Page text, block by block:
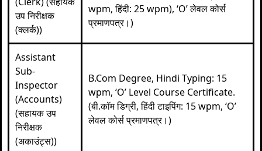
उप निरीक्षक
(क्लर्क))
wpm, हिंदी: 25 wpm), ‘O’ लेवल कोर्स
प्रमाणपत्र।)
Assistant
Sub-
Inspector
(Accounts)
(सहायक उप
निरीक्षक
(अकाउंट्स))
B.Com Degree, Hindi Typing: 15
wpm, ‘O’ Level Course Certificate.
(बी.कॉम डिग्री, हिंदी टाइपिंग: 15 wpm, ‘O’
लेवल कोर्स प्रमाणपत्र।)